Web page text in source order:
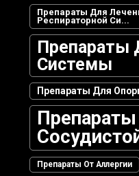
Препараты Для
Респираторной Си...
Препараты
Системы
Препараты Для
Препараты От Аллергии